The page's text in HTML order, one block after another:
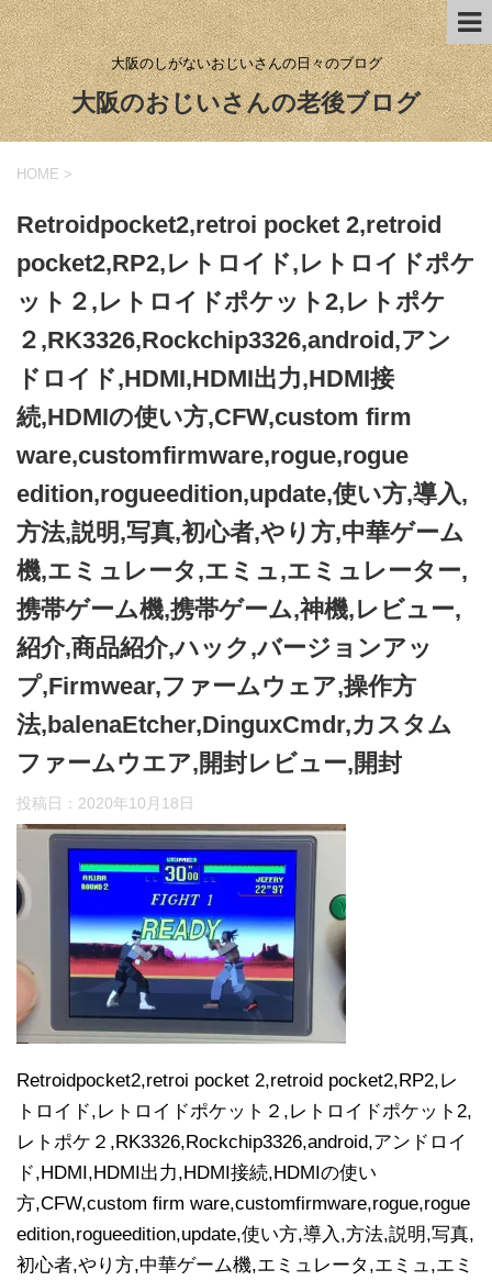
大阪のしがないおじいさんの日々のブログ
大阪のおじいさんの老後ブログ
HOME >
Retroidpocket2,retroi pocket 2,retroid
pocket2,RP2,レトロイド,レトロイドポケ
ット２,レトロイドポケット2,レトポケ
２,RK3326,Rockchip3326,android,アン
ドロイド,HDMI,HDMI出力,HDMI接
続,HDMIの使い方,CFW,custom firm
ware,customfirmware,rogue,rogue
edition,rogueedition,update,使い方,導入,
方法,説明,写真,初心者,やり方,中華ゲーム
機,エミュレータ,エミュ,エミュレーター,
携帯ゲーム機,携帯ゲーム,神機,レビュー,
紹介,商品紹介,ハック,バージョンアッ
プ,Firmwear,ファームウェア,操作方
法,balenaEtcher,DinguxCmdr,カスタム
ファームウエア,開封レビュー,開封
投稿日： 2020年10月18日
Retroidpocket2,retroi pocket 2,retroid pocket2,RP2,レ
トロイド,レトロイドポケット２,レトロイドポケット2,
レトポケ２,RK3326,Rockchip3326,android,アンドロイ
ド,HDMI,HDMI出力,HDMI接続,HDMIの使い
方,CFW,custom firm ware,customfirmware,rogue,rogue
edition,rogueedition,update,使い方,導入,方法,説明,写真,
初心者,やり方,中華ゲーム機,エミュレータ,エミュ,エミ